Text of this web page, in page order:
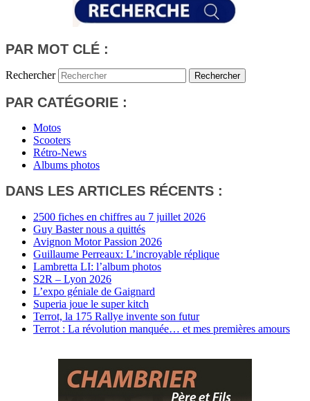
PAR MOT CLÉ :
Rechercher
PAR CATÉGORIE :
Motos
Scooters
Rétro-News
Albums photos
DANS LES ARTICLES RÉCENTS :
2500 fiches en chiffres au 7 juillet 2026
Guy Baster nous a quittés
Avignon Motor Passion 2026
Guillaume Perreaux: L’incroyable réplique
Lambretta LI: l’album photos
S2R – Lyon 2026
L’expo géniale de Gaignard
Superia joue le super kitch
Terrot, la 175 Rallye invente son futur
Terrot : La révolution manquée… et mes premières amours